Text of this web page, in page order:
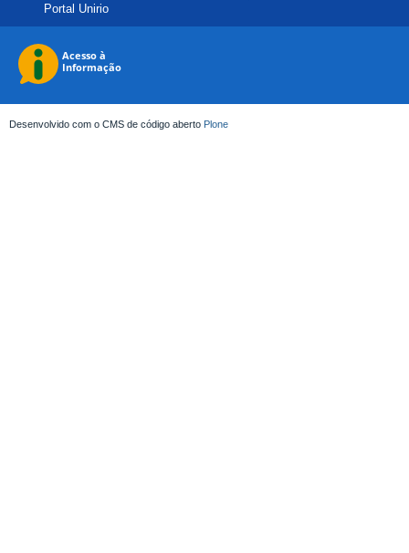
Portal Unirio
Desenvolvido com o CMS de código aberto Plone